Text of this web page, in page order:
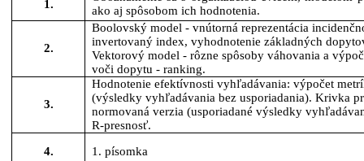
1.
ako aj spôsobom ich hodnotenia.
2.
Boolovský model - vnútorná reprezentácia
invertovanýindex, vyhodnotenie základných
Vektorovýmodel - rôzne spôsoby váhovania a
voči dopytu - ranking.
3.
Hodnotenie efektívnosti vyhľadávania: výpočet
(výsledky vyhľadávania bez usporiadania). Krivka
normovaná verzia (usporiadané výsledky
R-presnosť.
4.
1. písomka